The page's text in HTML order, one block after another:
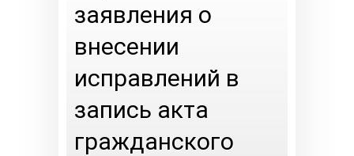
заявления о
внесении
исправлений в
запись акта
гражданского